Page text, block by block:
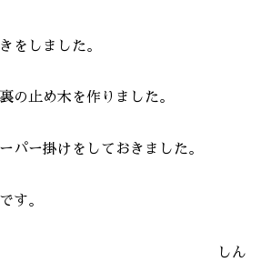
をしました。
の止め木を作りました。
パー掛けをしておきました。
す。
しん